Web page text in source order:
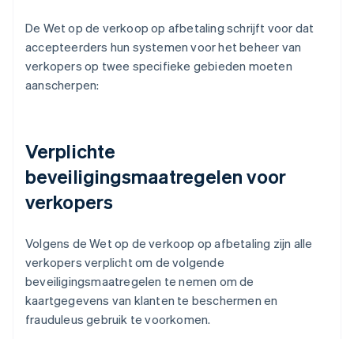
De Wet op de verkoop op afbetaling schrijft voor dat
accepteerders hun systemen voor het beheer van
verkopers op twee specifieke gebieden moeten
aanscherpen:
Verplichte
beveiligingsmaatregelen voor
verkopers
Volgens de Wet op de verkoop op afbetaling zijn alle
verkopers verplicht om de volgende
beveiligingsmaatregelen te nemen om de
kaartgegevens van klanten te beschermen en
frauduleus gebruik te voorkomen.